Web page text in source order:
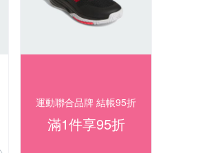
運動聯合品牌 結帳95折
滿1件享95折